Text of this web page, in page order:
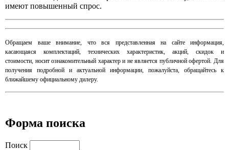
имеют повышенный спрос.
​Обращаем ваше внимание, что вся представленная на сайте информация,
касающаяся комплектаций, технических характеристик, акций, скидок и
стоимости, носит ознакомительный характер и не является публичной офертой. Для
получения подробной и актуальной информации, пожалуйста, обращайтесь к
ближайшему официальному дилеру.
Форма поиска
Поиск